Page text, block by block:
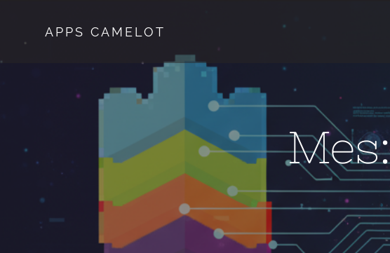
contenido
APPS CAMELOT